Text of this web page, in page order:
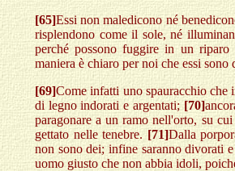
[65]Essi non maledicono né
risplendono come il sole, né
perché possono fuggire in un
maniera è chiaro per noi che essi
[69]Come infatti uno spauracchio
di legno indorati e argentati;[70]
paragonare a un ramo nell'orto, su
gettato nelle tenebre. [71]Dalla
non sono dei; infine saranno divorati
uomo giusto che non abbia idoli,